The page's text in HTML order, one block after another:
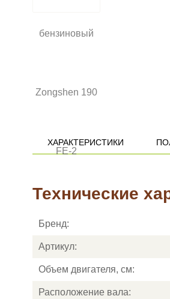
ХАРАКТЕРИСТИКИ
Технические
Бренд:
Артикул:
Объем двигателя, см:
Расположение вала: